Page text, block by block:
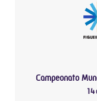
Campeonato
14